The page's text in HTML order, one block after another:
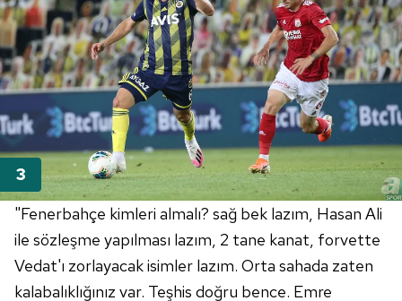
"Fenerbahçe kimleri almalı? sağ bek lazım, Hasan Ali
ile sözleşme yapılması lazım, 2 tane kanat, forvette
Vedat'ı zorlayacak isimler lazım. Orta sahada zaten
kalabalıklığınız var. Teşhis doğru bence. Emre